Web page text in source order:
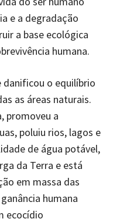
e a degradação
a base ecológica
humana.
danificou o equilíbrio
as áreas naturais.
promoveu a
poluiu rios, lagos e
de água potável,
da Terra e está
em massa das
humana
ecocídio